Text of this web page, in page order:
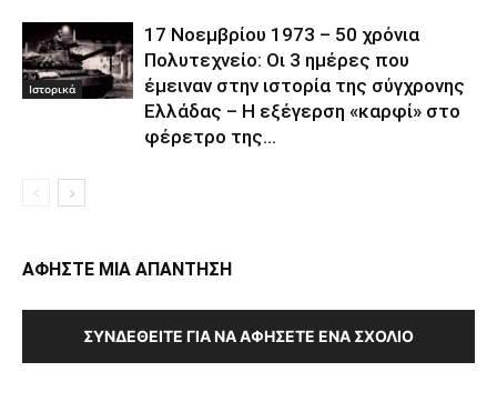
Ιστορικά
17 Νοεμβρίου 1973 – 50 χρόνια
Πολυτεχνείο: Οι 3 ημέρες που
έμειναν στην ιστορία της σύγχρονης
Ελλάδας – Η εξέγερση «καρφί» στο
φέρετρο της...
ΑΦΗΣΤΕ ΜΙΑ ΑΠΑΝΤΗΣΗ
ΣΥΝΔΕΘΕΊΤΕ ΓΙΑ ΝΑ ΑΦΉΣΕΤΕ ΈΝΑ ΣΧΌΛΙΟ